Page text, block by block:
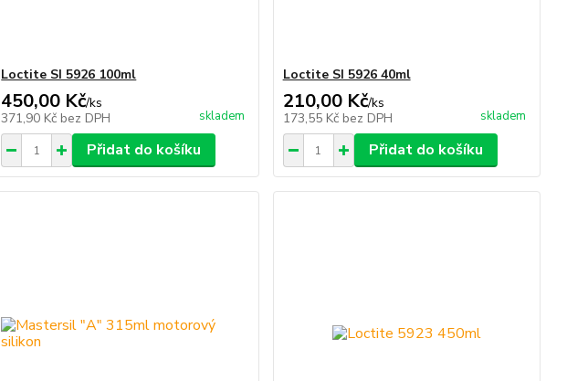
Loctite SI 5926 100ml
450,00 Kč/ks
371,90 Kč bez DPH skladem
Přidat do košíku
Loctite SI 5926 40ml
210,00 Kč/ks
173,55 Kč bez DPH skladem
Přidat do košíku